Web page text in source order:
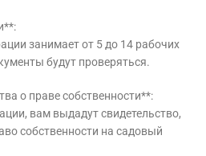
занимает от 5 до 14 рабочих
будут проверяться.
о праве собственности**:
вам выдадут свидетельство,
собственности на садовый